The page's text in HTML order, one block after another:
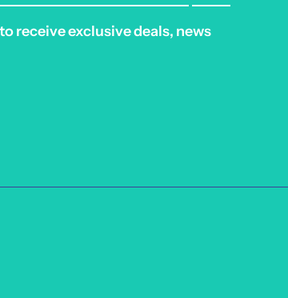
receive exclusive deals, news